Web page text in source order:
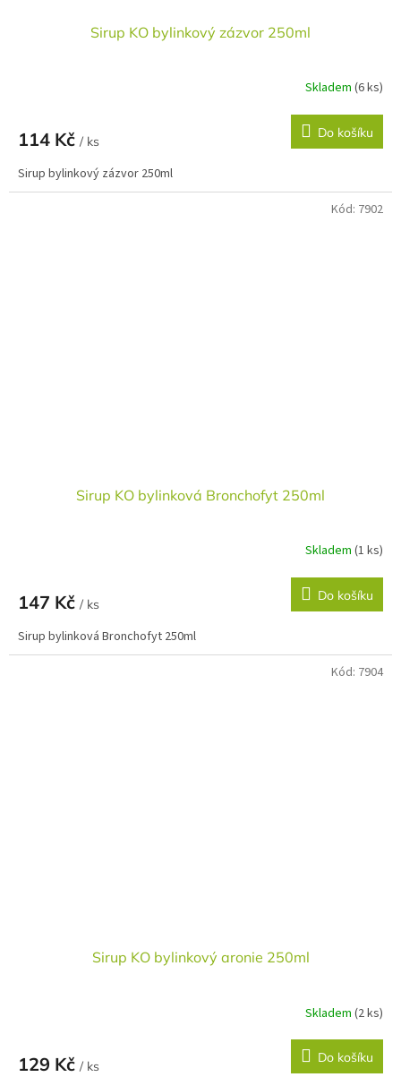
Sirup KO bylinkový zázvor 250ml
Skladem (6 ks)
114 Kč / ks
Do košíku
Sirup bylinkový zázvor 250ml
Sirup KO bylinková Bronchofyt 250ml
Skladem (1 ks)
147 Kč / ks
Do košíku
Sirup bylinková Bronchofyt 250ml
Kód: 7902
Sirup KO bylinkový aronie 250ml
Skladem (2 ks)
129 Kč / ks
Do košíku
Kód: 7904